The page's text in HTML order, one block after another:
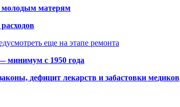
молодым матерям
еще на этапе ремонта
минимум с 1950 года
дефицит лекарств и забастовки медиков